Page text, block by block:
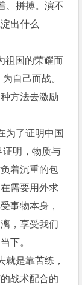
、拼搏。演不
出什么
祖国的荣耀而
自己而战。
方法去激励
为了证明中国
证明，物质与
着沉重的包
需要用外求
事物本身，
，享受我们
下。
就是靠苦练，
战术配合的